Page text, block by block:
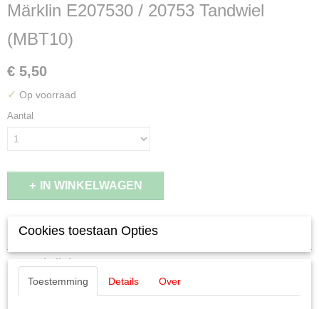
Märklin E207530 / 20753 Tandwiel
(MBT10)
€ 5,50
✓ Op voorraad
Aantal
IN WINKELWAGEN
Specificaties
Productcode leverancier
Omschrijving
Märklin E207530 / 20753 Tandwiel
Cookies toestaan Opties
Toestemming Details Over